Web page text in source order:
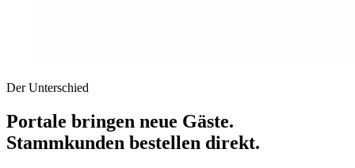
Der Unterschied
Portale bringen neue Gäste.
Stammkunden bestellen direkt.